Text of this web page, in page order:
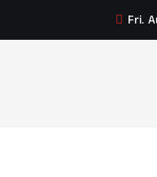
Fri.